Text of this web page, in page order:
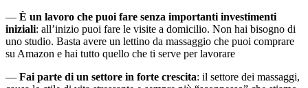
— È un lavoro che puoi fare senza importanti investimenti
iniziali: all’inizio puoi fare le visite a domicilio. Non hai bisogno di
uno studio. Basta avere un lettino da massaggio che puoi comprare
su Amazon e hai tutto quello che ti serve per lavorare
— Fai parte di un settore in forte crescita: il settore dei massaggi,